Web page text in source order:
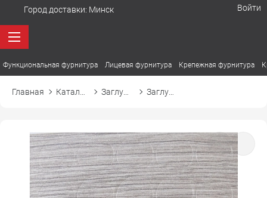
Город доставки: Минск Войти
Функциональная фурнитура Лицевая фурнитура Крепежная фурнитура
Главная